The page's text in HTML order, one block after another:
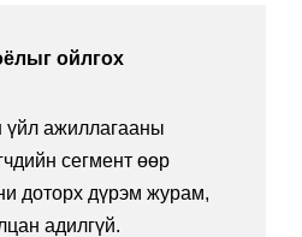
ойлгох
үйл ажиллагааны
сегмент өөр
доторх дүрэм журам,
адилгүй.